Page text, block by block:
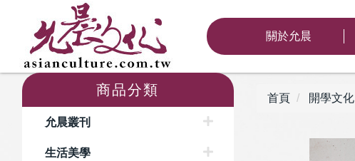
關於允晨
商品分類
允晨叢刊
生活美學
首頁 開學文化